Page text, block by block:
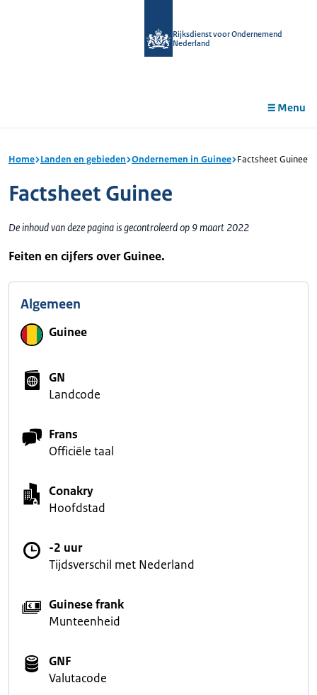
Rijksdienst voor Ondernemend
Nederland
Menu
Home Landen en gebieden Ondernemen in Guinee Factsheet Guinee
Factsheet Guinee
De inhoud van deze pagina is gecontroleerd op 9 maart 2022
Feiten en cijfers over Guinee.
Algemeen
Guinee
GN
Landcode
Frans
Officiële taal
Conakry
Hoofdstad
-2 uur
Tijdsverschil met Nederland
Guinese frank
Munteenheid
GNF
Valutacode